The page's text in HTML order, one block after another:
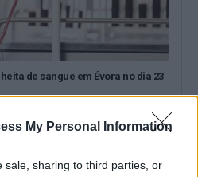
My Personal Information
sale, sharing to third parties, or
de sangue em Évora no dia 23